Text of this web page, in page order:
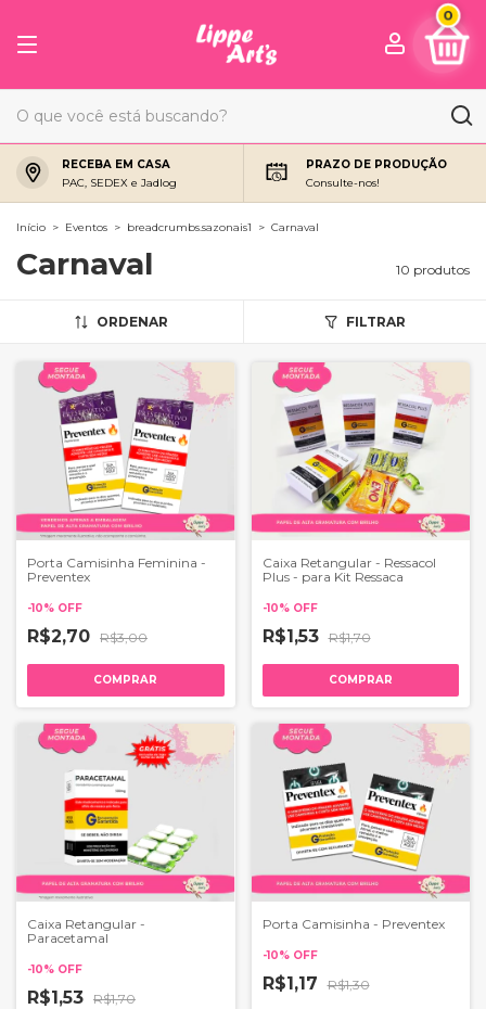
0
RECEBA EM CASA
PAC, SEDEX e Jadlog
PRAZO DE PRODUÇÃO
Consulte-nos!
Início > Eventos > breadcrumbs.sazonais1 > Carnaval
Carnaval 10 produtos
ORDENAR FILTRAR
Porta Camisinha Feminina -
Preventex
-10% OFF
R$2,70 R$3,00
COMPRAR
Caixa Retangular - Ressacol
Plus - para Kit Ressaca
-10% OFF
R$1,53 R$1,70
COMPRAR
Caixa Retangular -
Paracetamal
-10% OFF
R$1,53 R$1,70
Porta Camisinha - Preventex
-10% OFF
R$1,17 R$1,30